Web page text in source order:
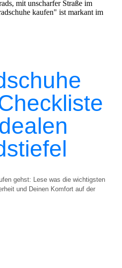
gehst: Lese was die wichtigsten
und Deinen Komfort auf der